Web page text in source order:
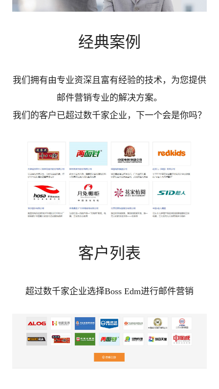
经典案例
我们拥有由专业资深且富有经验的技术，为您提供
邮件营销专业的解决方案。
我们的客户已超过数千家企业，下一个会是你吗？
客户列表
超过数千家企业选择Boss Edm进行邮件营销